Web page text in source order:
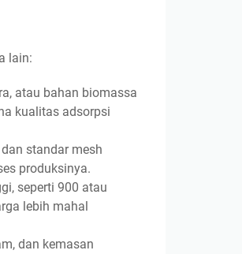
lain:
atau bahan biomassa
kualitas adsorpsi
standar mesh
produksinya.
seperti 900 atau
lebih mahal
dan kemasan